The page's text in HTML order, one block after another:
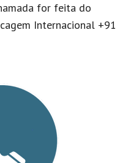
for feita do
Internacional +91